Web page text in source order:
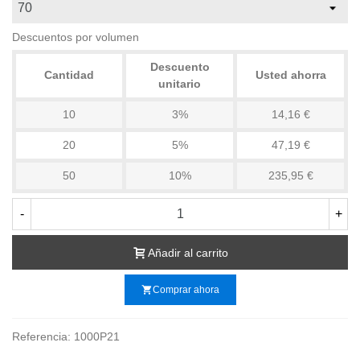
Descuentos por volumen
Cantidad
Descuento
unitario
Usted ahorra
10 3% 14,16 €
20 5% 47,19 €
50 10% 235,95 €
- +
Añadir al carrito
shopping_cartComprar ahora
Referencia: 1000P21